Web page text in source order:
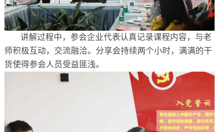
讲解过程中，参会企业代表认真记录课程内容，与老
师积极互动，交流融洽。分享会持续两个小时，满满的干
货使得参会人员受益匪浅。